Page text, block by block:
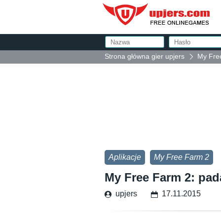
Strona główna gier upjers My
Aplikacje My Free Farm 2
My Free Farm 2:
upjers 17.11.2015